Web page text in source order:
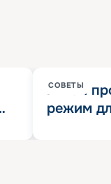
СОВЕТЫ
Китай
режим